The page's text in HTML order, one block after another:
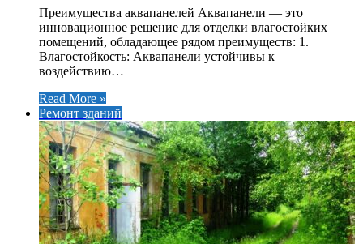
Преимущества аквапанелей Аквапанели — это
инновационное решение для отделки влагостойких
помещений, обладающее рядом преимуществ: 1.
Влагостойкость: Аквапанели устойчивы к
воздействию…
Read More »
Ремонт зданий